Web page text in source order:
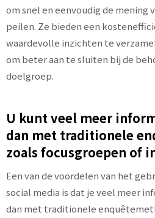
om snel en eenvoudig de mening
peilen. Ze bieden een
waardevolle inzichten te
om beter aan te sluiten bij de
doelgroep.
U kunt veel meer
dan met traditionele
zoals focusgroepen of
Een van de voordelen van het
social media is dat je veel meer
dan met traditionele